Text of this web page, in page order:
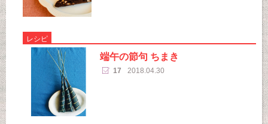
レシピ
端午の節句 ちまき
17 2018.04.30